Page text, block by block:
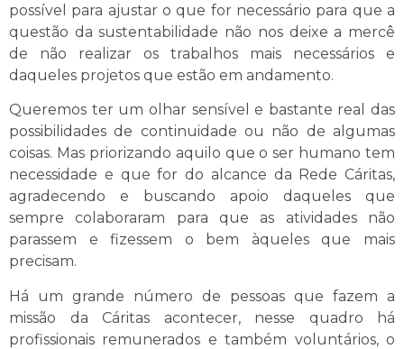
possível para ajustar o que for necessário para que a
questão da sustentabilidade não nos deixe a mercê
de não realizar os trabalhos mais necessários e
daqueles projetos que estão em andamento.
Queremos ter um olhar sensível e bastante real das
possibilidades de continuidade ou não de algumas
coisas. Mas priorizando aquilo que o ser humano tem
necessidade e que for do alcance da Rede Cáritas,
agradecendo e buscando apoio daqueles que
sempre colaboraram para que as atividades não
parassem e fizessem o bem àqueles que mais
precisam.
Há um grande número de pessoas que fazem a
missão da Cáritas acontecer, nesse quadro há
profissionais remunerados e também voluntários, o